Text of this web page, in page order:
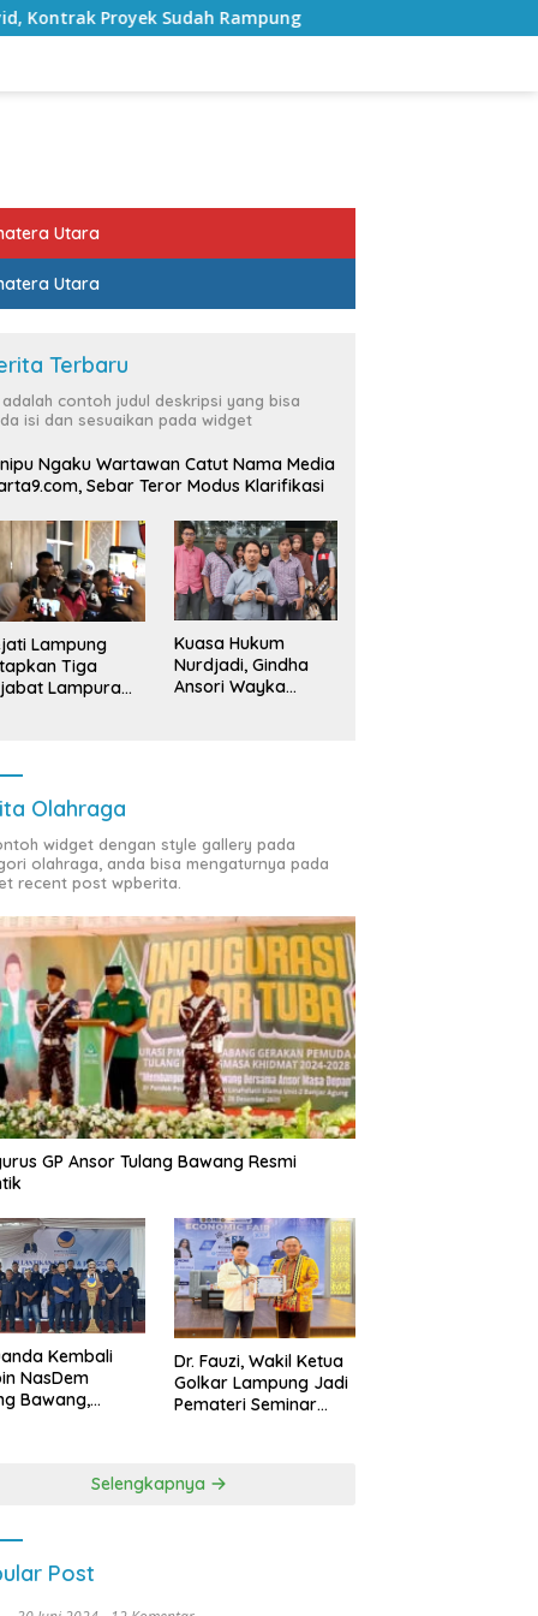
Rampung Bulan Kemerdekaan, Bupati Lampung
Utara
Utara
Terbaru
adalah contoh judul deskripsi yang bisa
isi dan sesuaikan pada widget
Ngaku Wartawan Catut Nama Media
Sebar Teror Modus Klarifikasi
Lampung
Tiga
Lampura
Kuasa Hukum
Nurdjadi, Gindha
Ansori Wayka
Olahraga
widget dengan style gallery pada
olahraga, anda bisa mengaturnya pada
recent post wpberita.
GP Ansor Tulang Bawang Resmi
Kembali
NasDem
Bawang,
Dr. Fauzi, Wakil Ketua
Golkar Lampung Jadi
Pemateri Seminar
Kebangsaan
Selengkapnya
Post